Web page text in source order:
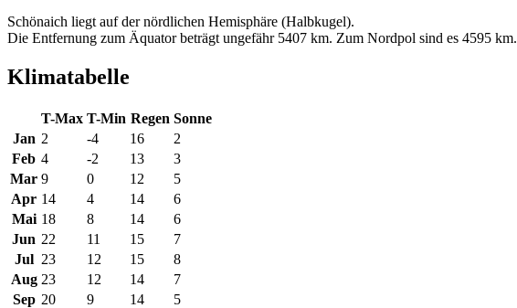
Schönaich liegt auf der nördlichen Hemisphäre (Halbkugel).
Die Entfernung zum Äquator beträgt ungefähr 5407 km. Zum Nordpol sind es 4595 km.
Klimatabelle
T-Max T-Min Regen Sonne
Jan 2 -4 16
2
Feb 4 -2 13
3
Mar 9 0 12
5
Apr 14 4 14
6
Mai 18 8 14
6
Jun 22 11 15
7
Jul 23 12 15
8
Aug 23 12 14
7
Sep 20 9 14
5